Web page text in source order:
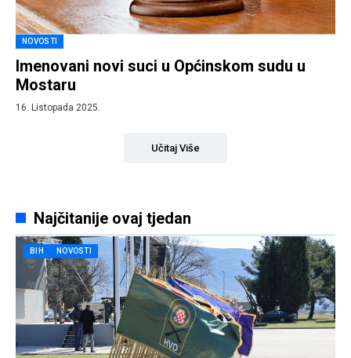
NOVOSTI
Imenovani novi suci u Općinskom sudu u
Mostaru
16. Listopada 2025.
Učitaj Više
Najčitanije ovaj tjedan
BIH NOVOSTI